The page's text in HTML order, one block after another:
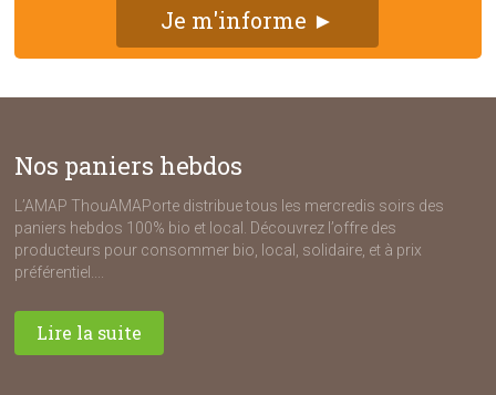
Je m'informe ►
Nos paniers hebdos
L’AMAP ThouAMAPorte distribue tous les mercredis soirs des
paniers hebdos 100% bio et local. Découvrez l’offre des
producteurs pour consommer bio, local, solidaire, et à prix
préférentiel....
Lire la suite